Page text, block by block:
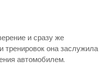
и сразу же
тренировок она заслужила
автомобилем.